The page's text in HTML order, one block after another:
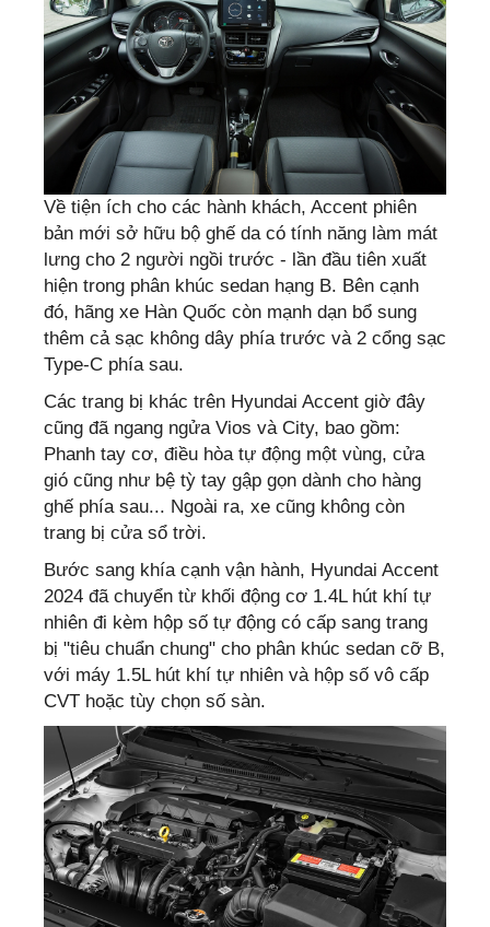
Về tiện ích cho các hành khách, Accent phiên
bản mới sở hữu bộ ghế da có tính năng làm mát
lưng cho 2 người ngồi trước - lần đầu tiên xuất
hiện trong phân khúc sedan hạng B. Bên cạnh
đó, hãng xe Hàn Quốc còn mạnh dạn bổ sung
thêm cả sạc không dây phía trước và 2 cổng sạc
Type-C phía sau.
Các trang bị khác trên Hyundai Accent giờ đây
cũng đã ngang ngửa Vios và City, bao gồm:
Phanh tay cơ, điều hòa tự động một vùng, cửa
gió cũng như bệ tỳ tay gập gọn dành cho hàng
ghế phía sau... Ngoài ra, xe cũng không còn
trang bị cửa sổ trời.
Bước sang khía cạnh vận hành, Hyundai Accent
2024 đã chuyển từ khối động cơ 1.4L hút khí tự
nhiên đi kèm hộp số tự động có cấp sang trang
bị "tiêu chuẩn chung" cho phân khúc sedan cỡ B,
với máy 1.5L hút khí tự nhiên và hộp số vô cấp
CVT hoặc tùy chọn số sàn.